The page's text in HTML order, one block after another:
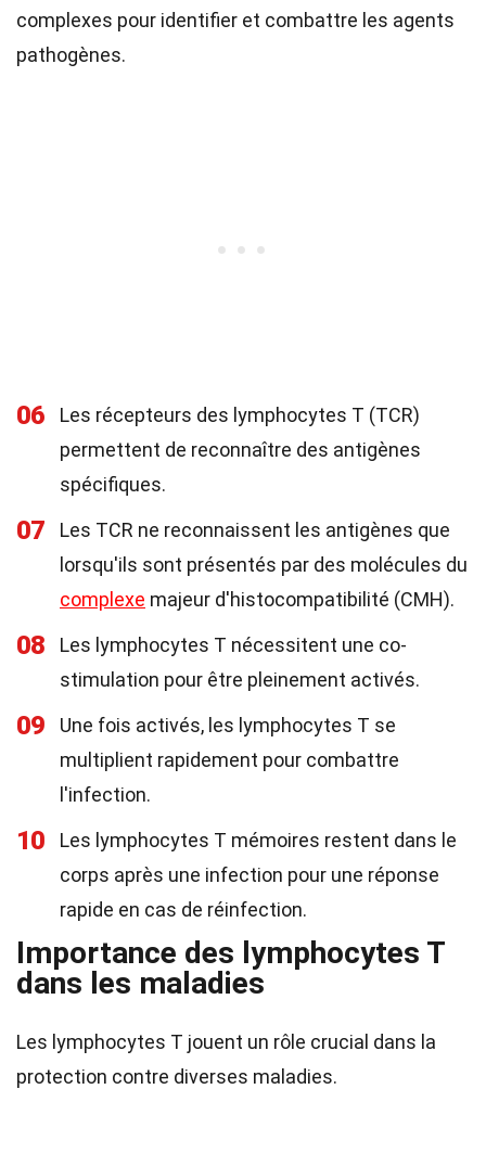
complexes pour identifier et combattre les agents
pathogènes.
06
Les récepteurs des lymphocytes T (TCR)
permettent de reconnaître des antigènes
spécifiques.
07
Les TCR ne reconnaissent les antigènes que
lorsqu'ils sont présentés par des molécules du
complexe majeur d'histocompatibilité (CMH).
08
Les lymphocytes T nécessitent une co-
stimulation pour être pleinement activés.
09
Une fois activés, les lymphocytes T se
multiplient rapidement pour combattre
l'infection.
10
Les lymphocytes T mémoires restent dans le
corps après une infection pour une réponse
rapide en cas de réinfection.
Importance des lymphocytes T
dans les maladies
Les lymphocytes T jouent un rôle crucial dans la
protection contre diverses maladies.